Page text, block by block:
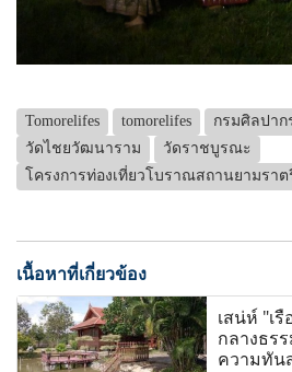
Tomorelifes tomorelifes กรมศิลปาก
วัดไชยวัฒนาราม
วัดราชบูรณะ
โครงการท่องเที่ยวโบราณสถานยามราต
เนื้อหาที่เกี่ยวข้อง
เสน่ห์ "เ
กลางธร
ความทัน